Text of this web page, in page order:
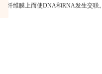
纤维膜上而使DNA和RNA发生交联。